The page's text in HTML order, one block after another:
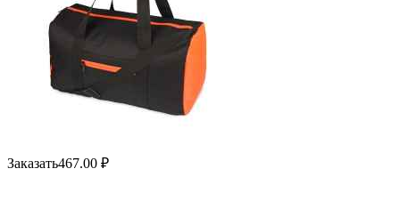
Заказать467.00 ₽